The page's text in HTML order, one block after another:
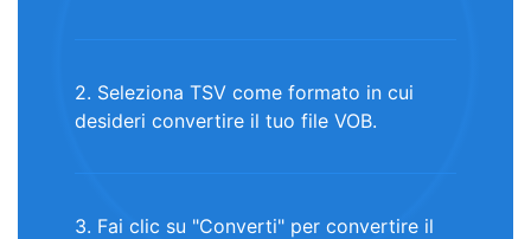
2. Seleziona TSV come formato in cui
desideri convertire il tuo file VOB.
3. Fai clic su "Converti" per convertire il